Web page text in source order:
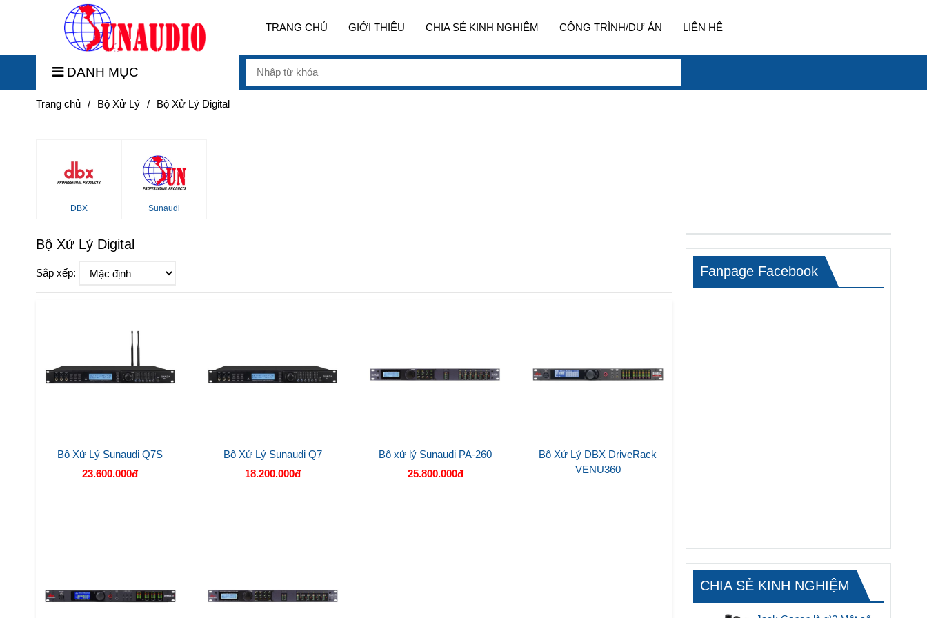
TRANG CHỦ GIỚI THIỆU CHIA SẺ KINH NGHIỆM CÔNG TRÌNH/DỰ ÁN LIÊN HỆ
DANH MỤC
Trang chủ / Bộ Xử Lý / Bộ Xử Lý Digital
DBX Sunaudi
Bộ Xử Lý Digital
Sắp xếp:
Bộ Xử Lý Sunaudi Q7S
23.600.000đ
Bộ Xử Lý Sunaudi Q7
18.200.000đ
Bộ xử lý Sunaudi PA-260
25.800.000đ
Bộ Xử Lý DBX DriveRack
VENU360
Fanpage Facebook
CHIA SẺ KINH NGHIỆM